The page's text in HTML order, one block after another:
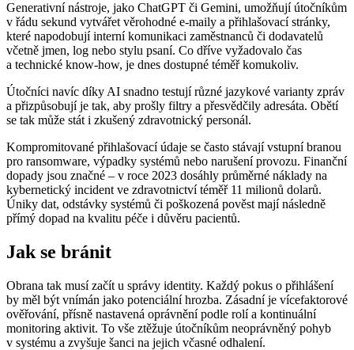
Generativní nástroje, jako ChatGPT či Gemini, umožňují útočníkům
v řádu sekund vytvářet věrohodné e-maily a přihlašovací stránky,
které napodobují interní komunikaci zaměstnanců či dodavatelů
včetně jmen, log nebo stylu psaní. Co dříve vyžadovalo čas
a technické know-how, je dnes dostupné téměř komukoliv.
Útočníci navíc díky AI snadno testují různé jazykové varianty zpráv
a přizpůsobují je tak, aby prošly filtry a přesvědčily adresáta. Obětí
se tak může stát i zkušený zdravotnický personál.
Kompromitované přihlašovací údaje se často stávají vstupní branou
pro ransomware, výpadky systémů nebo narušení provozu. Finanční
dopady jsou značné –⁠ v roce 2023 dosáhly průměrné náklady na
kybernetický incident ve zdravotnictví téměř 11 milionů dolarů.
Úniky dat, odstávky systémů či poškozená pověst mají následně
přímý dopad na kvalitu péče i důvěru pacientů.
Jak se bránit
Obrana tak musí začít u správy identity. Každý pokus o přihlášení
by měl být vnímán jako potenciální hrozba. Zásadní je vícefaktorové
ověřování, přísně nastavená oprávnění podle rolí a kontinuální
monitoring aktivit. To vše ztěžuje útočníkům neoprávněný pohyb
v systému a zvyšuje šanci na jejich včasné odhalení.